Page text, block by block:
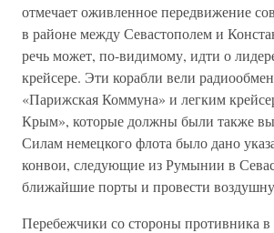
отмечает оживленное передвижение
в районе между Севастополем и
речь может, по-видимому, идти о
крейсере. Эти корабли вели
«Парижская Коммуна» и легким
Крым», которые должны были также
Силам немецкого флота было дано
конвои, следующие из Румынии в
ближайшие порты и провести
Перебежчики со стороны противника в